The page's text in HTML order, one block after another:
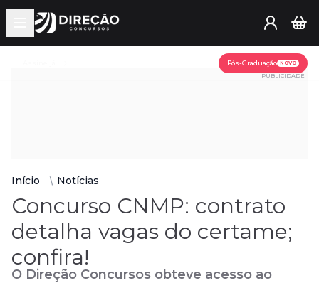
Open main menu
Pós-Graduação NOVO
PUBLICIDADE
Início Notícias
Concurso CNMP: contrato
detalha vagas do certame;
confira!
O Direção Concursos obteve acesso ao